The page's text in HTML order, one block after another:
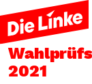
2021